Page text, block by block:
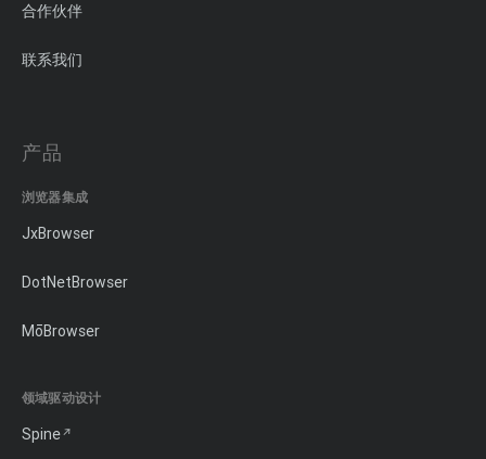
合作伙伴
联系我们
产品
浏览器集成
JxBrowser
DotNetBrowser
MōBrowser
领域驱动设计
Spine